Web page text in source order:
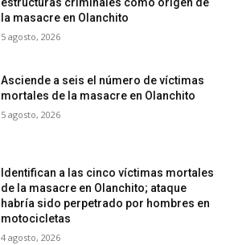
la masacre en Olanchito
5 agosto, 2026
Asciende a seis el número de víctimas
mortales de la masacre en Olanchito
5 agosto, 2026
Identifican a las cinco víctimas mortales
de la masacre en Olanchito; ataque
habría sido perpetrado por hombres en
motocicletas
4 agosto, 2026